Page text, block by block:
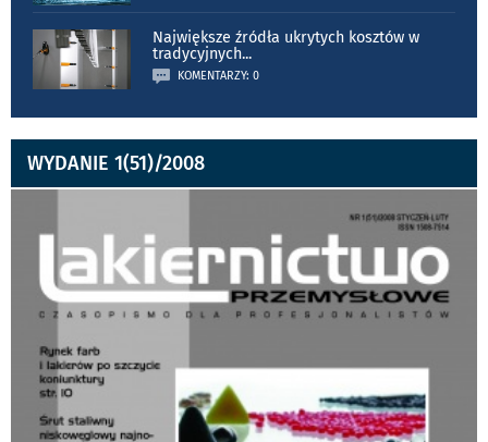
Największe źródła ukrytych kosztów w
tradycyjnych...
KOMENTARZY: 0
WYDANIE 1(51)/2008